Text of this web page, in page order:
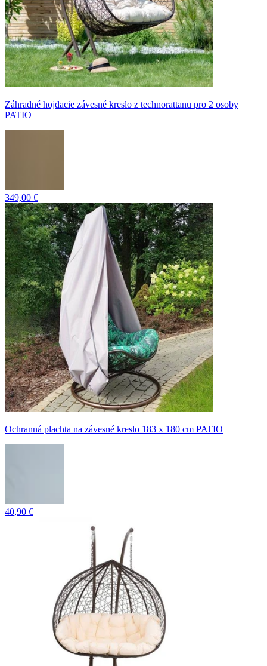
Záhradné hojdacie závesné kreslo z technorattanu pro 2 osoby
PATIO
349,00 €
Ochranná plachta na závesné kreslo 183 x 180 cm PATIO
40,90 €